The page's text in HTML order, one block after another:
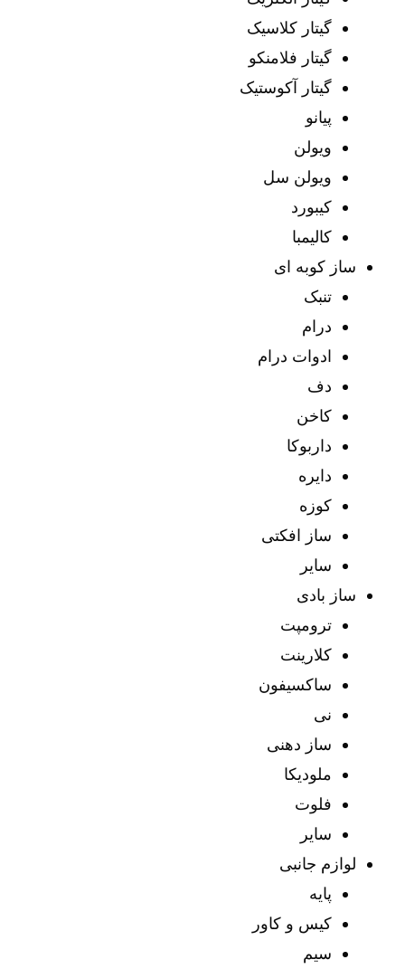
گیتار کلاسیک
گیتار فلامنکو
گیتار آکوستیک
پیانو
ویولن
ویولن سل
کیبورد
کالیمبا
ساز کوبه ای
تنبک
درام
ادوات درام
دف
کاخن
داربوکا
دایره
کوزه
ساز افکتی
سایر
ساز بادی
ترومپت
کلارینت
ساکسیفون
نی
ساز دهنی
ملودیکا
فلوت
سایر
لوازم جانبی
پایه
کیس و کاور
سیم